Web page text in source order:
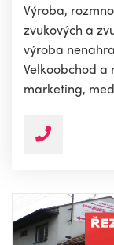
Výroba,
zvukových a
výroba
Velkoobchod a
marketing,